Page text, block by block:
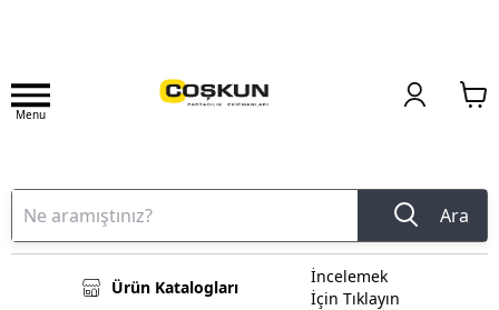
Menu
Ara
Ürün Katalogları
İncelemek
İçin Tıklayın